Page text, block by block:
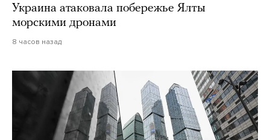
Украина атаковала побережье Ялты
морскими дронами
8 часов назад